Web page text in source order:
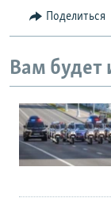
Поделиться
Вам будет